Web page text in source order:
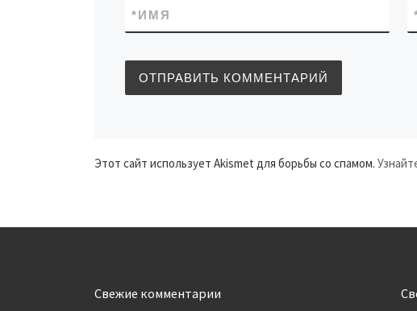
ИМЯ
*
Этот сайт использует Akismet для борьбы со спамом.
Свежие комментарии